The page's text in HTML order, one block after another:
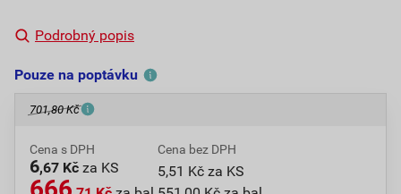
Podrobný popis
Pouze na poptávku
701,80 Kč
Cena s DPH
6,67 Kč za KS
Cena bez DPH
5,51 Kč za KS